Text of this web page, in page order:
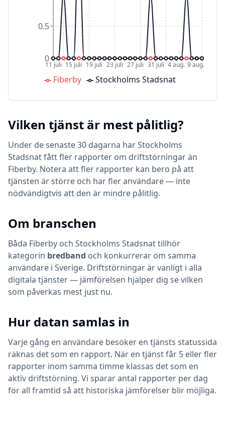
11 juli 15 juli 19 juli 23 juli 27 juli 31 juli 4 aug. 9 aug.
0
0.5
Fiberby Stockholms Stadsnat
Vilken tjänst är mest pålitlig?
Under de senaste 30 dagarna har Stockholms
Stadsnat fått fler rapporter om driftstörningar än
Fiberby. Notera att fler rapporter kan bero på att
tjänsten är större och har fler användare — inte
nödvändigtvis att den är mindre pålitlig.
Om branschen
Båda Fiberby och Stockholms Stadsnattillhör
kategorin bredband och konkurrerar om samma
användare i Sverige. Driftstörningar är vanligt i alla
digitala tjänster — jämförelsen hjälper dig se vilken
som påverkas mest just nu.
Hur datan samlas in
Varje gång en användare besöker en tjänsts statussida
räknas det som en rapport. När en tjänst får 5 eller fler
rapporter inom samma timme klassas det som en
aktiv driftstörning. Vi sparar antal rapporter per dag
för all framtid så att historiska jämförelser blir möjliga.